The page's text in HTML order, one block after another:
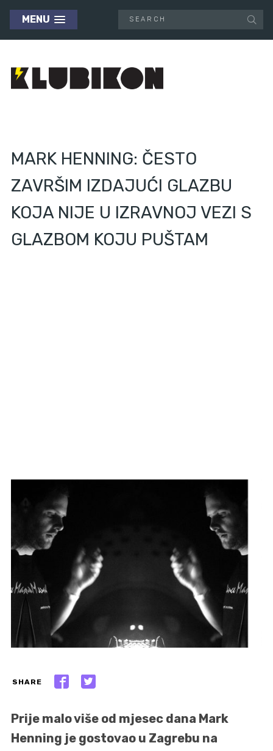
MENU
MARK HENNING: ČESTO
ZAVRŠIM IZDAJUĆI GLAZBU
KOJA NIJE U IZRAVNOJ VEZI S
GLAZBOM KOJU PUŠTAM
SHARE
Prije malo više od mjesec dana Mark
Henning je gostovao u Zagrebu na